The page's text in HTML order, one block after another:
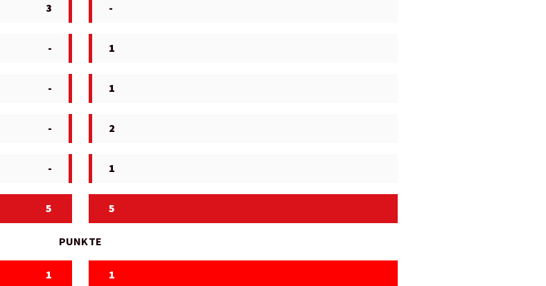
3 -
- 1
- 1
- 2
- 1
5 5
PUNKTE
1 1